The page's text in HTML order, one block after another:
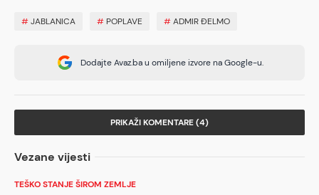
#JABLANICA # POPLAVE #ADMIR ĐELMO
Dodajte Avaz.ba u omiljene izvore na Google-u.
PRIKAŽI KOMENTARE (4)
Vezane vijesti
TEŠKO STANJE ŠIROM ZEMLJE